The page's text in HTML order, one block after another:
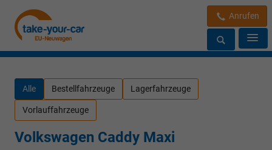
Anrufen
Alle Bestellfahrzeuge Lagerfahrzeuge
Vorlauffahrzeuge
Volkswagen Caddy Maxi